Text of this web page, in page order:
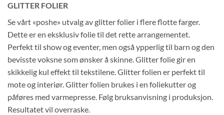
GLITTER FOLIER
Se vårt «poshe» utvalg av glitter folier i flere flotte farger.
Dette er en eksklusiv folie til det rette arrangementet.
Perfekt til show og eventer, men også ypperlig til barn og den
bevisste voksne som ønsker å skinne. Glitter folie gir en
skikkelig kul effekt til tekstilene. Glitter folien er perfekt til
mote og interiør. Glitter folien brukes i en foliekutter og
påføres med varmepresse. Følg bruksanvisning i produksjon.
Resultatet vil overraske.